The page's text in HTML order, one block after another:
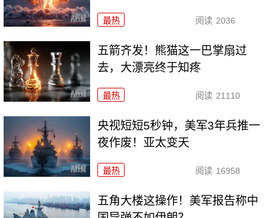
最热 阅读 2036
五箭齐发！熊猫这一巴掌扇过
去，大漂亮终于知疼
最热 阅读 21110
央视短短5秒钟，美军3年兵推一
夜作废！亚太变天
最热 阅读 16958
五角大楼这操作！美军报告称中